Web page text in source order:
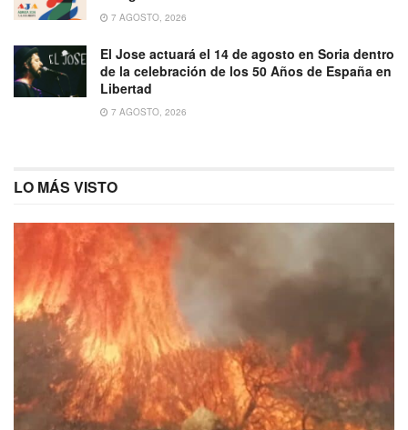
7 AGOSTO, 2026
El Jose actuará el 14 de agosto en Soria dentro
de la celebración de los 50 Años de España en
Libertad
7 AGOSTO, 2026
LO MÁS VISTO